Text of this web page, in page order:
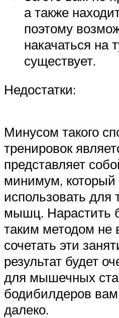
а также
поэтому
накачаться на
существует.
Недостатки:
Минусом такого
тренировок
представляет
минимум,
использовать для
мышц. Нарастить
таким методом не
сочетать эти
результат будет
для мышечных
бодибилдеров
далеко.